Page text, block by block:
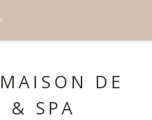
DE
& SPA